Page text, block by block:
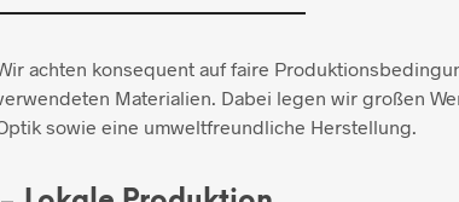
achten konsequent auf faire
Materialien. Dabei legen wir großen
sowie eine umweltfreundliche Herstellung.